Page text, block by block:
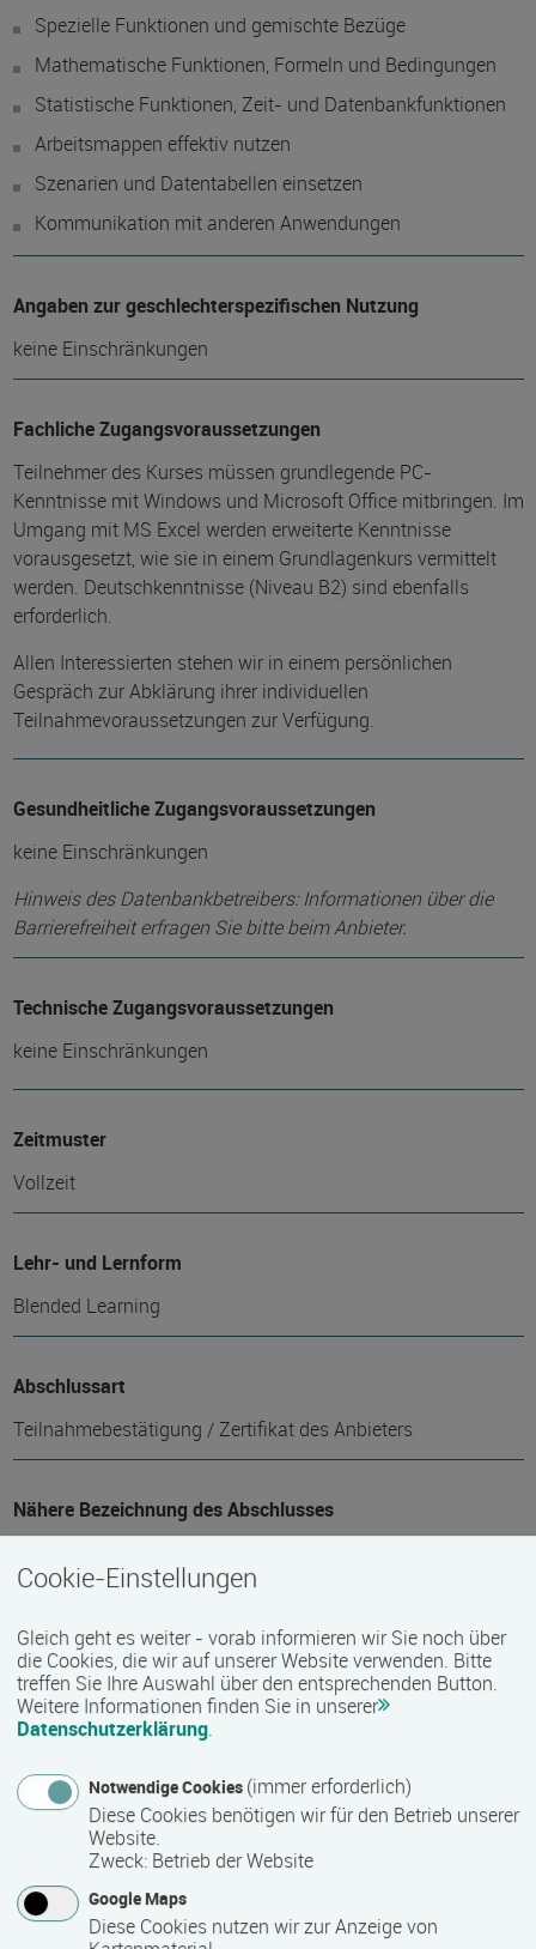
Spezielle Funktionen und gemischte Bezüge
Mathematische Funktionen, Formeln und Bedingungen
Statistische Funktionen, Zeit- und Datenbankfunktionen
Arbeitsmappen effektiv nutzen
Szenarien und Datentabellen einsetzen
Kommunikation mit anderen Anwendungen
Angaben zur geschlechterspezifischen Nutzung
keine Einschränkungen
Fachliche Zugangsvoraussetzungen
Teilnehmer des Kurses müssen grundlegende PC-
Kenntnisse mit Windows und Microsoft Office mitbringen. Im
Umgang mit MS Excel werden erweiterte Kenntnisse
vorausgesetzt, wie sie in einem Grundlagenkurs vermittelt
werden. Deutschkenntnisse (Niveau B2) sind ebenfalls
erforderlich.
Allen Interessierten stehen wir in einem persönlichen
Gespräch zur Abklärung ihrer individuellen
Teilnahmevoraussetzungen zur Verfügung.
Gesundheitliche Zugangsvoraussetzungen
keine Einschränkungen
Hinweis des Datenbankbetreibers: Informationen über die
Barrierefreiheit erfragen Sie bitte beim Anbieter.
Technische Zugangsvoraussetzungen
keine Einschränkungen
Zeitmuster
Vollzeit
Lehr- und Lernform
Blended Learning
Abschlussart
Teilnahmebestätigung / Zertifikat des Anbieters
Nähere Bezeichnung des Abschlusses
Voraussichtliche Dauer
100 Stunde(n)
Termine auf Anfrage
Bemerkungen zum Termin
Dieser Kurs startet im 14-tägigen Rhythmus.
Cookie-Einstellungen
Gleich geht es weiter - vorab informieren wir Sie noch über
die Cookies, die wir auf unserer Website verwenden. Bitte
treffen Sie Ihre Auswahl über den entsprechenden Button.
Weitere Informationen finden Sie in unserer
Datenschutzerklärung.
Notwendige Cookies (immer erforderlich)
Diese Cookies benötigen wir für den Betrieb unserer
Website.
Zweck: Betrieb der Website
Google Maps
Diese Cookies nutzen wir zur Anzeige von